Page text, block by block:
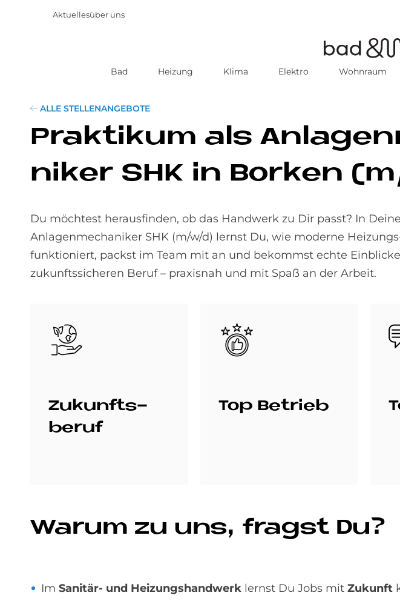
Aktuellesüber uns
Bad Heizung Klima Elektro Wohnraum
ALLE STELLENANGEBOTE
Prak­ti­kum als
ni­ker SHK in Bor­ken
Du möchtest herausfinden, ob das Handwerk zu Dir passt? In
Anlagenmechaniker SHK (m/w/d) lernst Du, wie moderne
funktioniert, packst im Team mit an und bekommst echte
zukunftssicheren Beruf – praxisnah und mit Spaß an der Arbeit.
Bild
Zu­kunfts­
be­ruf
Bild
Top Be­trieb
Wa­rum zu uns, fragst Du?
Im Sanitär- und Heizungshandwerk lernst Du Jobs mit Zukunft